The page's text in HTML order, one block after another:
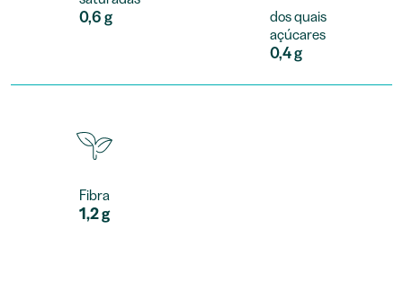
0,6 g
dos quais
açúcares
0,4 g
Fibra
1,2 g